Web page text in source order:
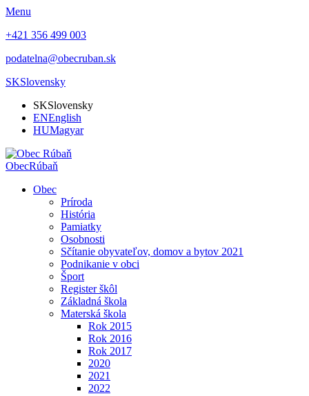
Menu
+421 356 499 003
podatelna@obecruban.sk
SKSlovensky
SKSlovensky
ENEnglish
HUMagyar
ObecRúbaň
Obec
Príroda
História
Pamiatky
Osobnosti
Sčítanie obyvateľov, domov a bytov 2021
Podnikanie v obci
Šport
Register škôl
Základná škola
Materská škola
Rok 2015
Rok 2016
Rok 2017
2020
2021
2022